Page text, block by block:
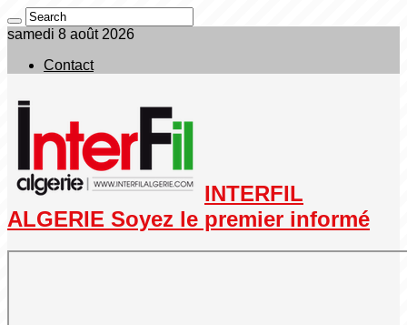
samedi 8 août 2026
Contact
INTERFIL
ALGERIE Soyez le premier informé